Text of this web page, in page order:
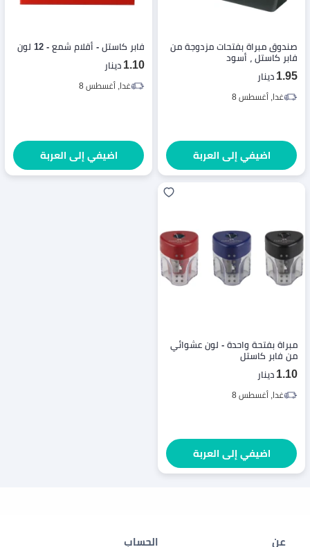
صندوق مبراة بفتحات مزدوجة من
فابر كاستل ، أسود
1.95 دينار
غدا, أغسطس 8
اضيفي إلى العربة
فابر كاستل - أقلام شمع - 12 لون
1.10 دينار
غدا, أغسطس 8
اضيفي إلى العربة
مبراة بفتحة واحدة - لون عشوائي
من فابر كاستل
1.10 دينار
غدا, أغسطس 8
اضيفي إلى العربة
عن الحساب